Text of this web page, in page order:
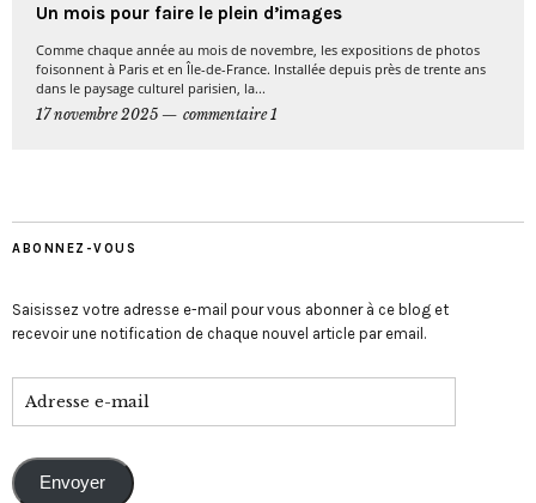
Un mois pour faire le plein d’images
Comme chaque année au mois de novembre, les expositions de photos
foisonnent à Paris et en Île-de-France. Installée depuis près de trente ans
dans le paysage culturel parisien, la...
17 novembre 2025
commentaire 1
ABONNEZ-VOUS
Saisissez votre adresse e-mail pour vous abonner à ce blog et
recevoir une notification de chaque nouvel article par email.
Envoyer